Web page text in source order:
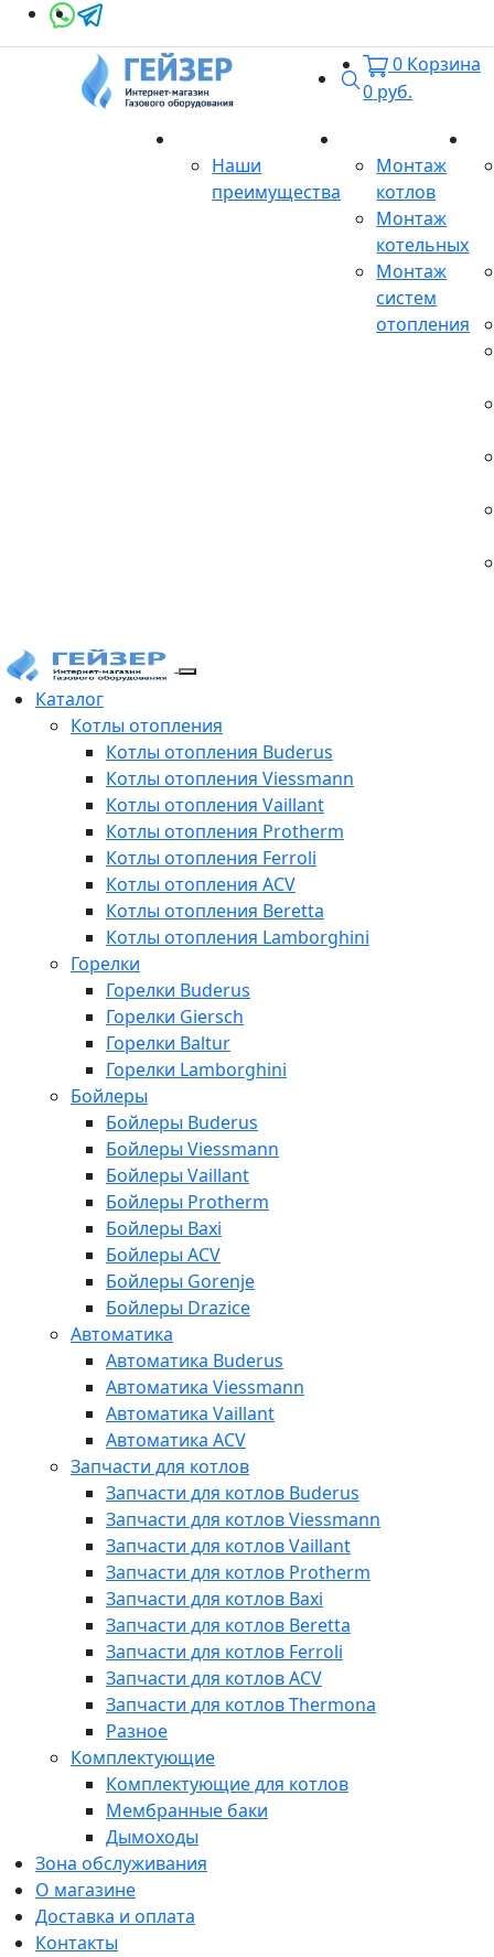
Поиск
0 Корзина
0 руб.
Наши
преимущества
Монтаж
котлов
Монтаж
котельных
Монтаж
систем
отопления
Каталог
Котлы отопления
Котлы отопления Buderus
Котлы отопления Viessmann
Котлы отопления Vaillant
Котлы отопления Protherm
Котлы отопления Ferroli
Котлы отопления ACV
Котлы отопления Beretta
Котлы отопления Lamborghini
Горелки
Горелки Buderus
Горелки Giersch
Горелки Baltur
Горелки Lamborghini
Бойлеры
Бойлеры Buderus
Бойлеры Viessmann
Бойлеры Vaillant
Бойлеры Protherm
Бойлеры Baxi
Бойлеры ACV
Бойлеры Gorenje
Бойлеры Drazice
Автоматика
Автоматика Buderus
Автоматика Viessmann
Автоматика Vaillant
Автоматика ACV
Запчасти для котлов
Запчасти для котлов Buderus
Запчасти для котлов Viessmann
Запчасти для котлов Vaillant
Запчасти для котлов Protherm
Запчасти для котлов Baxi
Запчасти для котлов Beretta
Запчасти для котлов Ferroli
Запчасти для котлов ACV
Запчасти для котлов Thermona
Разное
Комплектующие
Комплектующие для котлов
Мембранные баки
Дымоходы
Зона обслуживания
О магазине
Доставка и оплата
Контакты